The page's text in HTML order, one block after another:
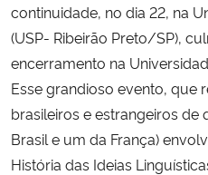
continuidade, no dia 22, na
(USP- Ribeirão Preto/SP),
encerramento na
Esse grandioso evento, que
brasileiros e estrangeiros
Brasil e um da França)
História das Ideias